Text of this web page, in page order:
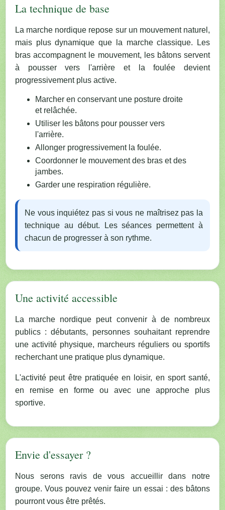
La technique de base
La marche nordique repose sur un mouvement naturel,
mais plus dynamique que la marche classique. Les
bras accompagnent le mouvement, les bâtons servent
à pousser vers l'arrière et la foulée devient
progressivement plus active.
Marcher en conservant une posture droite
et relâchée.
Utiliser les bâtons pour pousser vers
l'arrière.
Allonger progressivement la foulée.
Coordonner le mouvement des bras et des
jambes.
Garder une respiration régulière.
Ne vous inquiétez pas si vous ne maîtrisez pas la
technique au début. Les séances permettent à
chacun de progresser à son rythme.
Une activité accessible
La marche nordique peut convenir à de nombreux
publics : débutants, personnes souhaitant reprendre
une activité physique, marcheurs réguliers ou sportifs
recherchant une pratique plus dynamique.
L'activité peut être pratiquée en loisir, en sport santé,
en remise en forme ou avec une approche plus
sportive.
Envie d'essayer ?
Nous serons ravis de vous accueillir dans notre
groupe. Vous pouvez venir faire un essai : des bâtons
pourront vous être prêtés.